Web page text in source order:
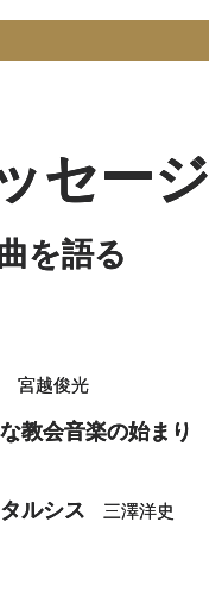
セージ
を語る
宮越俊光
教会音楽の始まり
ルシス 三澤洋史